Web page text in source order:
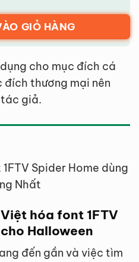
GIỎ HÀNG
cho mục đích cá
đích thương mại nên
giả.
Spider Home dùng
Nhất
hóa font 1FTV
Halloween
đến gần và việc tìm